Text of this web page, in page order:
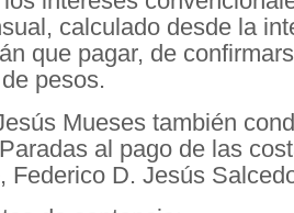
calculado desde la
que pagar, de
pesos.
Mueses también
al pago de las
Federico D. Jesús